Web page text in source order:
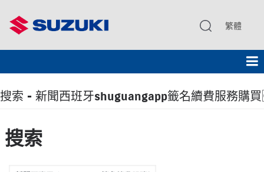
繁體
搜索 - 新聞西班牙shuguangapp籤名續費服務購買
搜索